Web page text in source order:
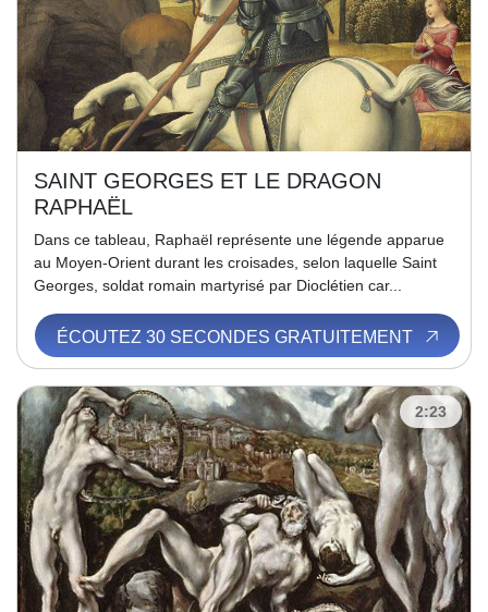
SAINT GEORGES ET LE DRAGON
RAPHAËL
Dans ce tableau, Raphaël représente une légende apparue
au Moyen-Orient durant les croisades, selon laquelle Saint
Georges, soldat romain martyrisé par Dioclétien car...
ÉCOUTEZ 30 SECONDES GRATUITEMENT
2:23